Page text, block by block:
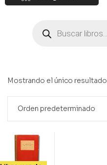
Mostrando el único resultado